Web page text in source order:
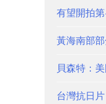
有望開拍
黃海南部
貝森特：
台灣抗日